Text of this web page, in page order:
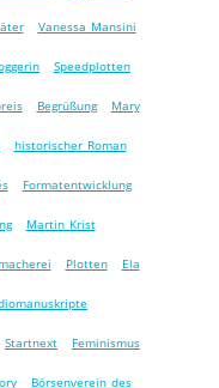
Vanessa Mansini
Speedplotten
Begrüßung Mary
historischer Roman
Formatentwicklung
Martin Krist
Plotten Ela
Startnext Feminismus
Börsenverein des